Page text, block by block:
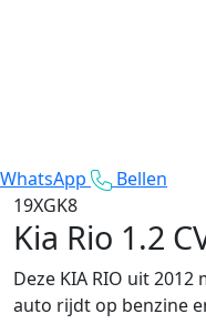
WhatsApp
Bellen
19XGK8
Kia Rio 1.2
Deze KIA RIO uit 2012
auto rijdt op benzine